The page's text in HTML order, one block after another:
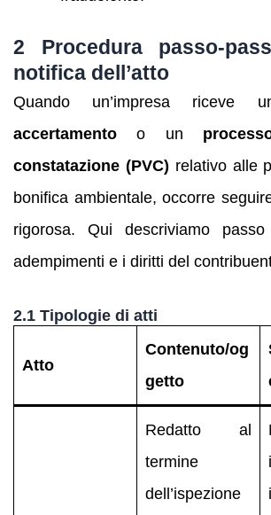
2 Procedura
notifica dell’atto
Quando un’impresa riceve
accertamento o un
constatazione (PVC) relativo alle
bonifica ambientale, occorre
rigorosa. Qui descriviamo
adempimenti e i diritti del
2.1 Tipologie di atti
Atto
Contenuto/og
getto
Redatto al
termine
dell’ispezione